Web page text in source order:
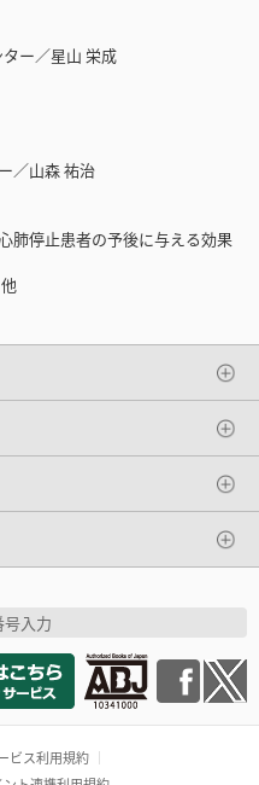
ー／星山 栄成
／山森 祐治
肺停止患者の予後に与える効果
入力
ビス利用規約